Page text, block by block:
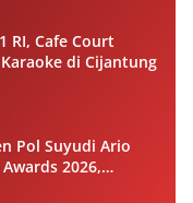
RI, Cafe Court
di Cijantung
Pol Suyudi Ario
2026,
Sinergi